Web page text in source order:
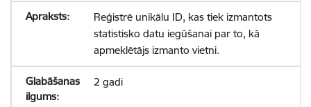
Reģistrē unikālu ID, kas tiek izmantots
statistisko datu iegūšanai par to, kā
apmeklētājs izmanto vietni.
2 gadi